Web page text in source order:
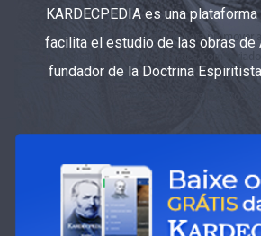
KARDECPEDIA es una
facilita el estudio de las obras de
fundador de la Doctrina